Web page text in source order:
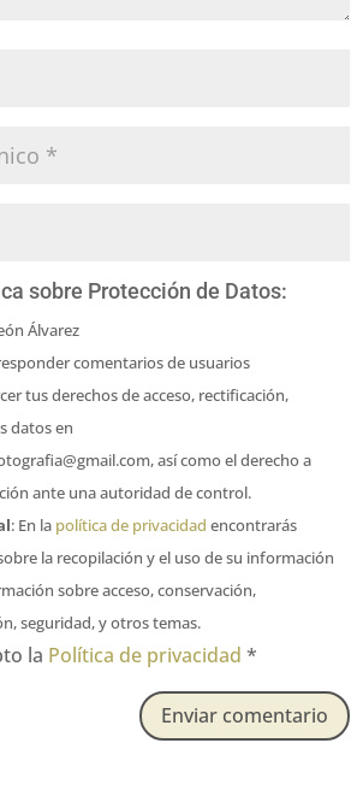
sobre Protección de Datos:
Álvarez
comentarios de usuarios
tus derechos de acceso, rectificación,
datos en
así como el derecho a
ante una autoridad de control.
: En la política de privacidad encontrarás
la recopilación y el uso de su información
sobre acceso, conservación,
seguridad, y otros temas.
la Política de privacidad*
Enviar comentario